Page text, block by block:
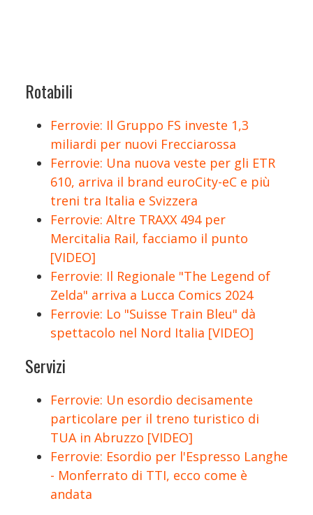
Rotabili
Ferrovie: Il Gruppo FS investe 1,3
miliardi per nuovi Frecciarossa
Ferrovie: Una nuova veste per gli ETR
610, arriva il brand euroCity-eC e più
treni tra Italia e Svizzera
Ferrovie: Altre TRAXX 494 per
Mercitalia Rail, facciamo il punto
[VIDEO]
Ferrovie: Il Regionale "The Legend of
Zelda" arriva a Lucca Comics 2024
Ferrovie: Lo "Suisse Train Bleu" dà
spettacolo nel Nord Italia [VIDEO]
Servizi
Ferrovie: Un esordio decisamente
particolare per il treno turistico di
TUA in Abruzzo [VIDEO]
Ferrovie: Esordio per l'Espresso Langhe
- Monferrato di TTI, ecco come è
andata